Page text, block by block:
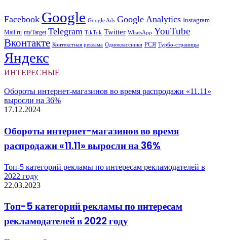
Facebook Google Google Ads Google Analytics Instagram
Mail.ru myTarget Telegram TikTok Twitter WhatsApp YouTube
Вконтакте Контекстная реклама Одноклассники РСЯ Турбо-страницы
Яндекс
ИНТЕРЕСНЫЕ
Обороты интернет-магазинов во время распродажи «11.11»
выросли на 36%
17.12.2024
Обороты интернет-магазинов во время
распродажи «11.11» выросли на 36%
Топ-5 категорий рекламы по интересам рекламодателей в
2022 году
22.03.2023
Топ-5 категорий рекламы по интересам
рекламодателей в 2022 году